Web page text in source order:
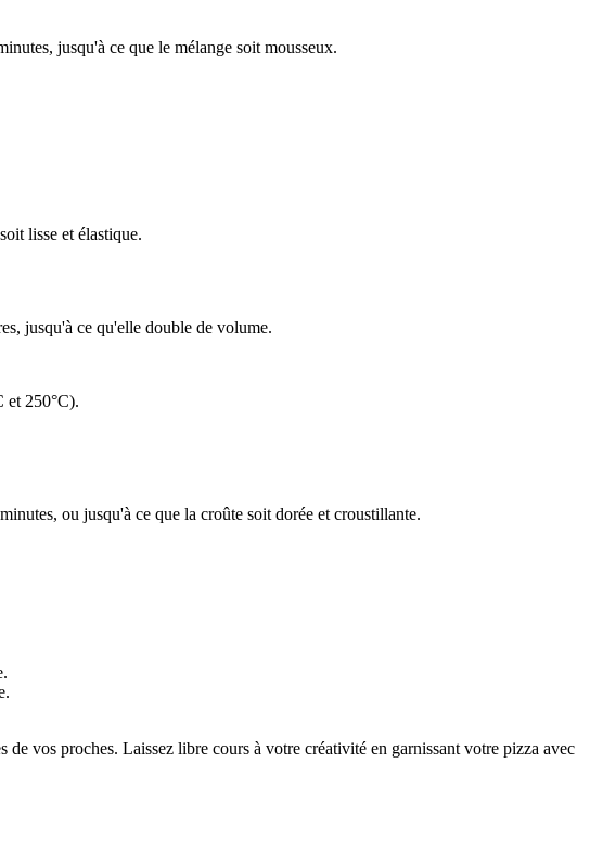
jusqu'à ce que le mélange soit mousseux.
lisse et élastique.
jusqu'à ce qu'elle double de volume.
et 250°C).
ou jusqu'à ce que la croûte soit dorée et croustillante.
vos proches. Laissez libre cours à votre créativité en garnissant votre pizza avec